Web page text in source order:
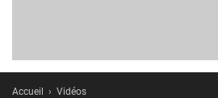
Accueil
Vidéos